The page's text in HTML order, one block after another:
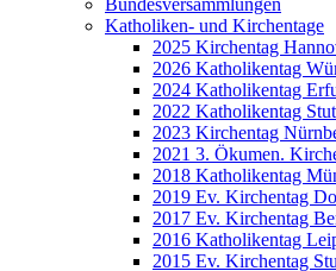
Bundesversammlungen
Katholiken- und Kirchentage
2025 Kirchentag
2026 Katholikentag
2024 Katholikentag
2022 Katholikentag
2023 Kirchentag
2021 3. Ökumen.
2018 Katholikentag
2019 Ev. Kirchentag
2017 Ev. Kirchentag
2016 Katholikentag
2015 Ev. Kirchentag